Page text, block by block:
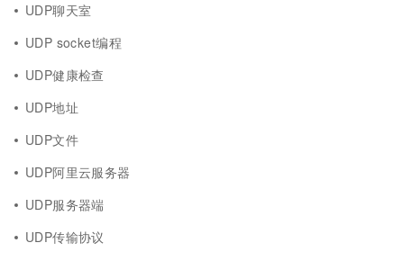
UDP聊天室
UDP socket编程
UDP健康检查
UDP地址
UDP文件
UDP阿里云服务器
UDP服务器端
UDP传输协议